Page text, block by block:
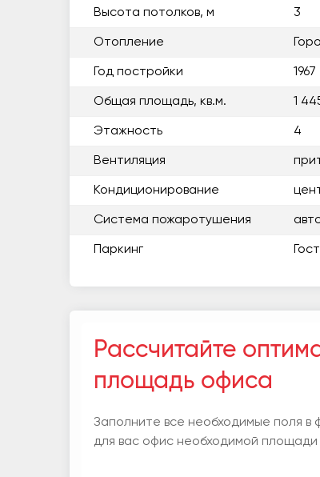
Высота потолков, м 3
Отопление
Год постройки 1967
Общая площадь, кв.м. 1
Этажность 4
Вентиляция
Кондиционирование
Система пожаротушения
Паркинг
Рассчитайте
площадь офиса
Заполните все необходимые поля
для вас офис необходимой площади